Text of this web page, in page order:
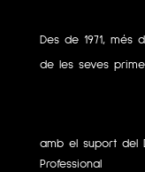
Des de 1971, més
de les seves
amb el suport del
Professional